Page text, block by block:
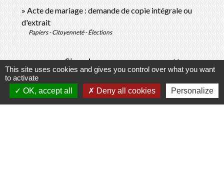
Acte de mariage : demande de copie intégrale ou
d'extrait
Papiers - Citoyenneté - Élections
Signaler une erreur sur cette page
This site uses cookies and gives you control over what you want
to activate
OK, accept all
Deny all cookies Personalize